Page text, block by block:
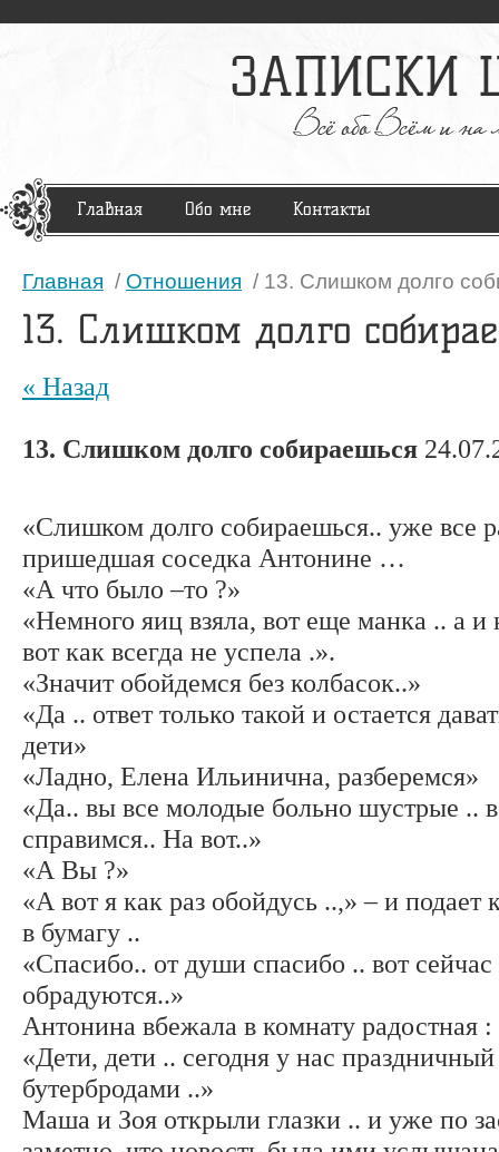
Главная Обо мне Контакты
Главная / Отношения / 13. Слишком долго
13. Слишком долго
« Назад
13. Слишком долго собираешься
«Слишком долго собираешься.. уже все
пришедшая соседка Антонине …
«А что было –то ?»
«Немного яиц взяла, вот еще манка .. а и
вот как всегда не успела .».
«Значит обойдемся без колбасок..»
«Да .. ответ только такой и остается
дети»
«Ладно, Елена Ильинична, разберемся»
«Да.. вы все молодые больно шустрые ..
справимся.. На вот..»
«А Вы ?»
«А вот я как раз обойдусь ..,» – и подает
в бумагу ..
«Спасибо.. от души спасибо .. вот сейчас
обрадуются..»
Антонина вбежала в комнату радостная :
«Дети, дети .. сегодня у нас
бутербродами ..»
Маша и Зоя открыли глазки .. и уже по